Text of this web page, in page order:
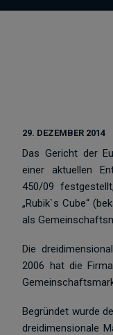
29. DEZEMBER 2014
Das Gericht der
einer aktuellen
450/09
„Rubik`s Cube“
als
Die
2006 hat die
Begründet wurde
dreidimensionale